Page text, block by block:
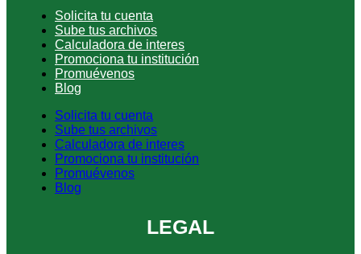
Solicita tu cuenta
Sube tus archivos
Calculadora de interes
Promociona tu institución
Promuévenos
Blog
Solicita tu cuenta
Sube tus archivos
Calculadora de interes
Promociona tu institución
Promuévenos
Blog
LEGAL